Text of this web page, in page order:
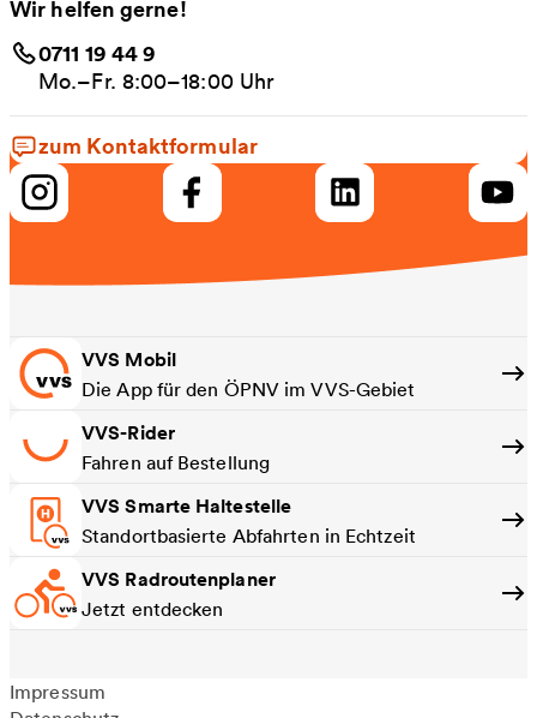
Wir helfen gerne!
0711 19 44 9
Mo.–Fr. 8:00–18:00 Uhr
zum Kontaktformular
VVS Mobil
Die App für den ÖPNV im VVS-Gebiet
VVS-Rider
Fahren auf Bestellung
VVS Smarte Haltestelle
Standortbasierte Abfahrten in Echtzeit
VVS Radroutenplaner
Jetzt entdecken
Impressum